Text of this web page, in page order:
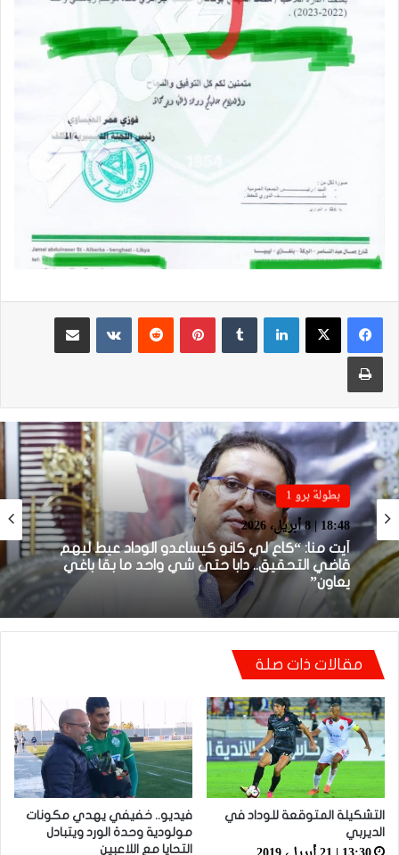
لينكدإن بينتيريست
مشاركة عبر البريد
طباعة
بطولة برو 1
18:48 | 8 أبريل، 2026
أيت منا: “كاع لي كانو كيساعدو الوداد عيط ليهم
قاضي التحقيق.. دابا حتى شي واحد ما بقا باغي
يعاون”
بطولة برو 1
22:23 | 6 أبريل، 2026
توالي النتائج السلبية يلاحق الوداد الرياضي بعد
تعادل جديد أمام الدفاع الحسني الجديدي
مقالات ذات صلة
التشكيلة المتوقعة للوداد في
الديربي
فيديو.. خفيفي يهدي مكونات
مولودية وحدة الورد ويتبادل
التحايا مع اللاعبين